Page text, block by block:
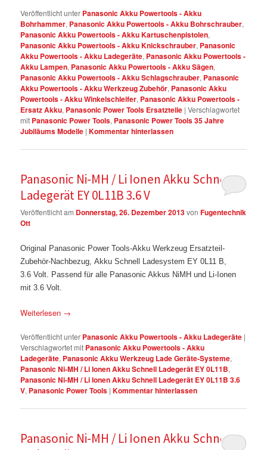
Veröffentlicht unter Panasonic Akku Powertools - Akku
Bohrhammer, Panasonic Akku Powertools - Akku Bohrschrauber,
Panasonic Akku Powertools - Akku Kartuschenpistolen,
Panasonic Akku Powertools - Akku Knickschrauber, Panasonic
Akku Powertools - Akku Ladegeräte, Panasonic Akku Powertools -
Akku Lampen, Panasonic Akku Powertools - Akku Sägen,
Panasonic Akku Powertools - Akku Schlagschrauber, Panasonic
Akku Powertools - Akku Werkzeug Zubehör, Panasonic Akku
Powertools - Akku Winkelschleifer, Panasonic Akku Powertools -
Ersatz Akku, Panasonic Power Tools Ersatzteile |Verschlagwortet
mit Panasonic Power Tools, Panasonic Power Tools 35 Jahre
Jubiläums Modelle |Kommentar hinterlassen
Panasonic Ni-MH / Li Ionen Akku Schnell
Ladegerät EY 0L11B 3.6 V
Veröffentlicht am Donnerstag, 26. Dezember 2013vonFugentechnik
Ott
Original Panasonic Power Tools-Akku Werkzeug Ersatzteil-
Zubehör-Nachbezug, Akku Schnell Ladesystem EY 0L11 B,
3.6 Volt. Passend für alle Panasonic Akkus NiMH und Li-Ionen
mit 3.6 Volt.
Weiterlesen →
Veröffentlicht unter Panasonic Akku Powertools - Akku Ladegeräte |
Verschlagwortet mit Panasonic Akku Powertools - Akku
Ladegeräte, Panasonic Akku Werkzeug Lade Geräte-Systeme,
Panasonic Ni-MH / Li Ionen Akku Schnell Ladegerät EY 0L11B,
Panasonic Ni-MH / Li Ionen Akku Schnell Ladegerät EY 0L11B 3.6
V, Panasonic Power Tools |Kommentar hinterlassen
Panasonic Ni-MH / Li Ionen Akku Schnell